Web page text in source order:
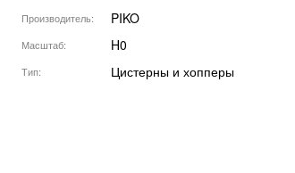
Производитель PIKO
Масштаб H0
Тип Цистерны и хопперы